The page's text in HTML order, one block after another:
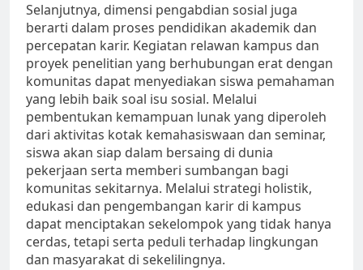
Selanjutnya, dimensi pengabdian sosial juga
berarti dalam proses pendidikan akademik dan
percepatan karir. Kegiatan relawan kampus dan
proyek penelitian yang berhubungan erat dengan
komunitas dapat menyediakan siswa pemahaman
yang lebih baik soal isu sosial. Melalui
pembentukan kemampuan lunak yang diperoleh
dari aktivitas kotak kemahasiswaan dan seminar,
siswa akan siap dalam bersaing di dunia
pekerjaan serta memberi sumbangan bagi
komunitas sekitarnya. Melalui strategi holistik,
edukasi dan pengembangan karir di kampus
dapat menciptakan sekelompok yang tidak hanya
cerdas, tetapi serta peduli terhadap lingkungan
dan masyarakat di sekelilingnya.